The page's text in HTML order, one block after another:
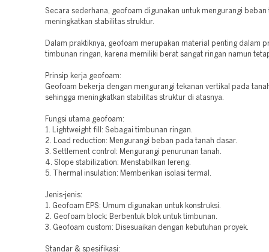
Secara sederhana, geofoam digunakan untuk mengurangi beban
meningkatkan stabilitas struktur.
Dalam praktiknya, geofoam merupakan material penting dalam
timbunan ringan, karena memiliki berat sangat ringan namun
Prinsip kerja geofoam:
Geofoam bekerja dengan mengurangi tekanan vertikal pada
sehingga meningkatkan stabilitas struktur di atasnya.
Fungsi utama geofoam:
1. Lightweight fill: Sebagai timbunan ringan.
2. Load reduction: Mengurangi beban pada tanah dasar.
3. Settlement control: Mengurangi penurunan tanah.
4. Slope stabilization: Menstabilkan lereng.
5. Thermal insulation: Memberikan isolasi termal.
Jenis-jenis:
1. Geofoam EPS: Umum digunakan untuk konstruksi.
2. Geofoam block: Berbentuk blok untuk timbunan.
3. Geofoam custom: Disesuaikan dengan kebutuhan proyek.
Standar & spesifikasi: